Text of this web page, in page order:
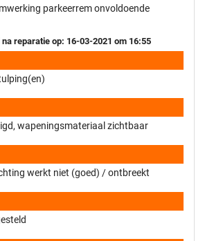
parkeerrem onvoldoende
reparatie op: 16-03-2021 om 16:55
wapeningsmateriaal zichtbaar
werkt niet (goed) / ontbreekt